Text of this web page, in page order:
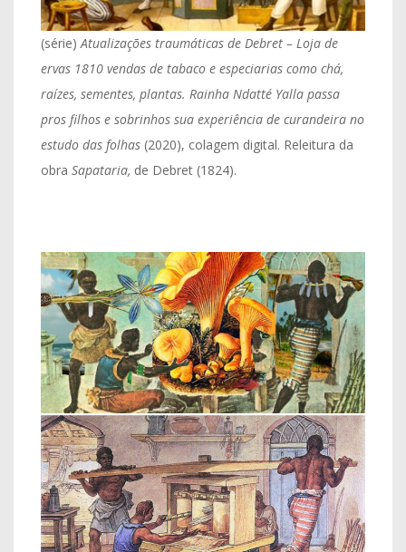
(série)Atualizações traumáticas de Debret – Loja de
ervas 1810 vendas de tabaco e especiarias como chá,
raízes, sementes, plantas. Rainha Ndatté Yalla passa
pros filhos e sobrinhos sua experiência de curandeira no
estudo das folhas (2020), colagem digital. Releitura da
obra Sapataria, de Debret (1824).